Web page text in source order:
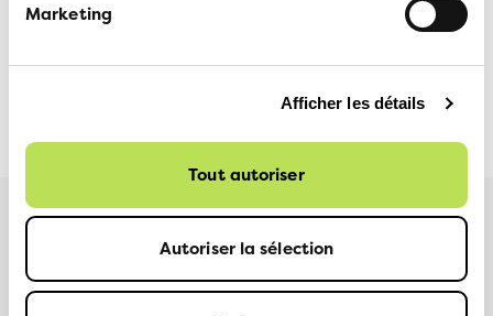
Marketing
Afficher les détails
Tout autoriser
Autoriser la sélection
medias@ate.ch
30 MAI 2023
Plus d'informations